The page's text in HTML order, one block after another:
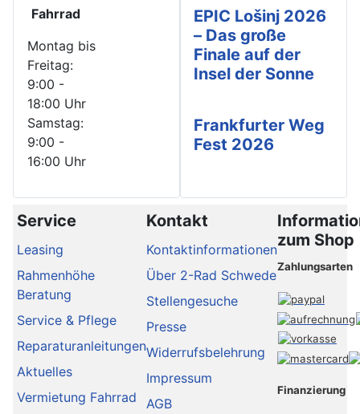
Fahrrad
Montag bis
Freitag:
9:00 -
18:00 Uhr
Samstag:
9:00 -
16:00 Uhr
EPIC Lošinj 2026
– Das große
Finale auf der
Insel der Sonne
Frankfurter Weg
Fest 2026
Service
Leasing
Rahmenhöhe
Beratung
Service & Pflege
Reparaturanleitungen
Aktuelles
Vermietung Fahrrad
Kontakt
Kontaktinformationen
Über 2-Rad Schwede
Stellengesuche
Presse
Widerrufsbelehrung
Impressum
AGB
zum Shop
Zahlungsarten
Finanzierung